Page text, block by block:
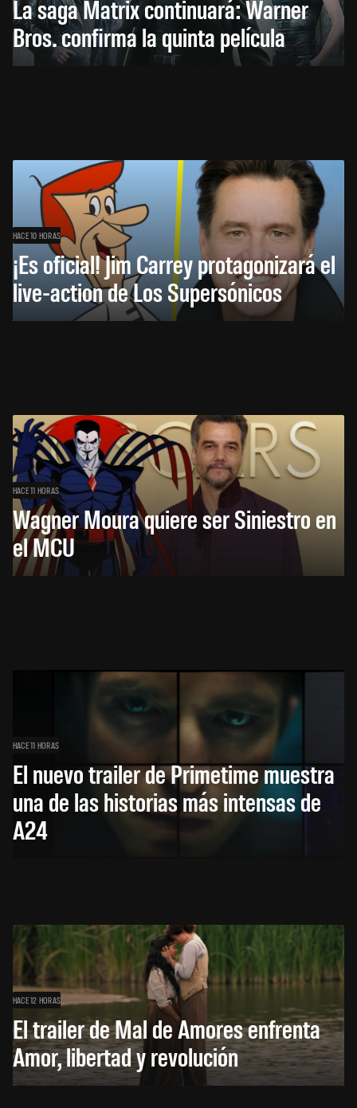
La saga Matrix continuará: Warner
Bros. confirma la quinta película
HACE 10 HORAS
¡Es oficial! Jim Carrey protagonizará el
live-action de Los Supersónicos
HACE 11 HORAS
Wagner Moura quiere ser Siniestro en
el MCU
HACE 11 HORAS
El nuevo trailer de Primetime muestra
una de las historias más intensas de
A24
HACE 12 HORAS
El trailer de Mal de Amores enfrenta
Amor, libertad y revolución